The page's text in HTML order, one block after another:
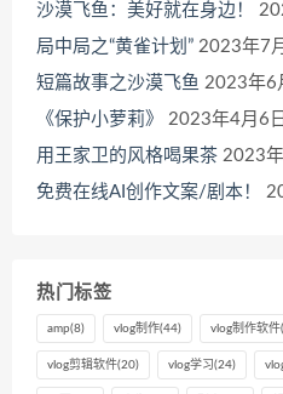
沙漠飞鱼：美好就在身边！
局中局之“黄雀计划” 2023年7
短篇故事之沙漠飞鱼 2023年6
《保护小萝莉》
2023年4月6日
用王家卫的风格喝果茶 2023
免费在线AI创作文案/剧本！
热门标签
amp(8) vlog制作(44) vlog制作软件
vlog剪辑软件(20) vlog学习(24)